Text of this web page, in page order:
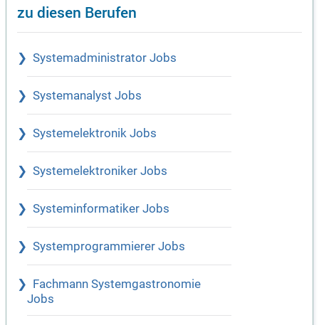
zu diesen Berufen
Systemadministrator Jobs
Systemanalyst Jobs
Systemelektronik Jobs
Systemelektroniker Jobs
Systeminformatiker Jobs
Systemprogrammierer Jobs
Fachmann Systemgastronomie
Jobs